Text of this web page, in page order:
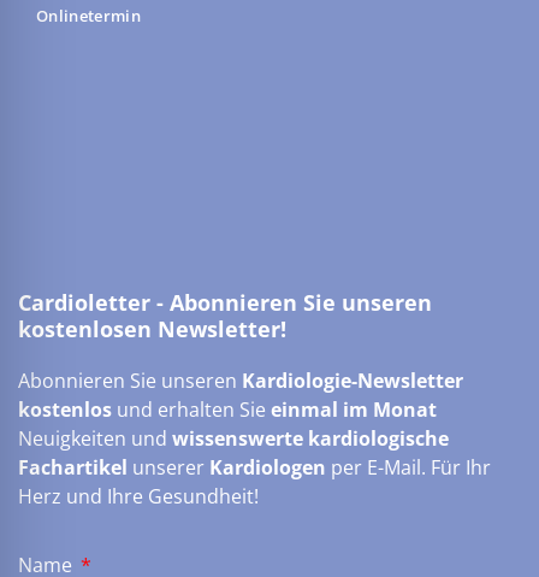
Onlinetermin
Cardioletter - Abonnieren Sie unseren
kostenlosen Newsletter!
Abonnieren Sie unseren Kardiologie-Newsletter
kostenlos und erhalten Sie einmal im Monat
Neuigkeiten und wissenswerte kardiologische
Fachartikel unserer Kardiologen per E-Mail. Für Ihr
Herz und Ihre Gesundheit!
Name